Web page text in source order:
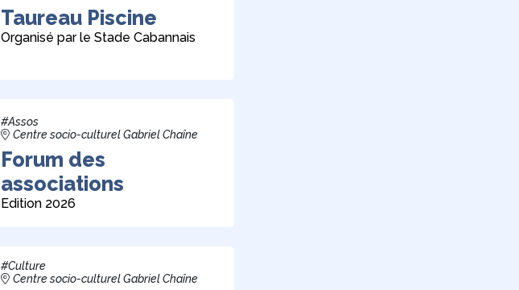
Taureau Piscine
Organisé par le Stade Cabannais
#Assos
Centre socio-culturel Gabriel Chaîne
Forum des
associations
Edition 2026
#Culture
Centre socio-culturel Gabriel Chaîne